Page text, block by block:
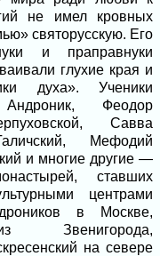
не имел кровных
святорусскую. Его
и праправнуки
глухие края и
духа». Ученики
Феодор
Савва
Мефодий
и многие другие —
ставших
центрами
в Москве,
Звенигорода,
на севере